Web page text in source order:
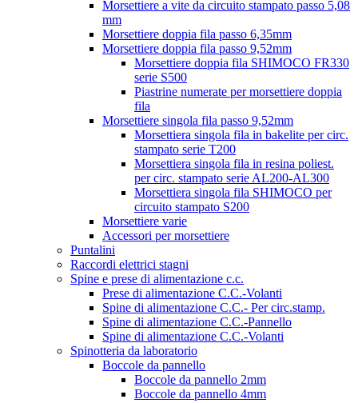
Morsettiere a vite da circuito stampato passo 5,08
mm
Morsettiere doppia fila passo 6,35mm
Morsettiere doppia fila passo 9,52mm
Morsettiere doppia fila SHIMOCO FR330
serie S500
Piastrine numerate per morsettiere doppia
fila
Morsettiere singola fila passo 9,52mm
Morsettiera singola fila in bakelite per circ.
stampato serie T200
Morsettiera singola fila in resina poliest.
per circ. stampato serie AL200-AL300
Morsettiera singola fila SHIMOCO per
circuito stampato S200
Morsettiere varie
Accessori per morsettiere
Puntalini
Raccordi elettrici stagni
Spine e prese di alimentazione c.c.
Prese di alimentazione C.C.-Volanti
Spine di alimentazione C.C.- Per circ.stamp.
Spine di alimentazione C.C.-Pannello
Spine di alimentazione C.C.-Volanti
Spinotteria da laboratorio
Boccole da pannello
Boccole da pannello 2mm
Boccole da pannello 4mm